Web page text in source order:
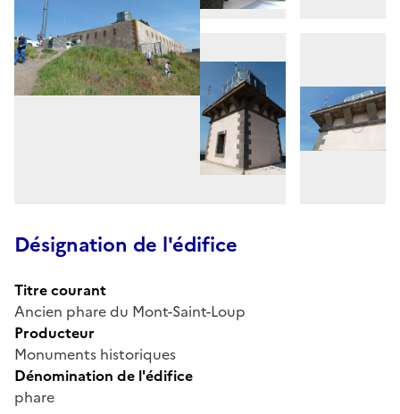
Désignation de l'édifice
Titre courant
Ancien phare du Mont-Saint-Loup
Producteur
Monuments historiques
Dénomination de l'édifice
phare